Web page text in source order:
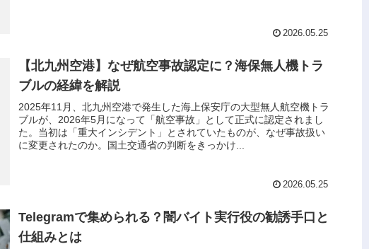
2026.05.25
【北九州空港】なぜ航空事故認定に？海保無人機トラ
ブルの経緯を解説
2025年11月、北九州空港で発生した海上保安庁の大型無人航空機トラ
ブルが、2026年5月になって「航空事故」として正式に認定されまし
た。当初は「重大インシデント」とされていたものが、なぜ事故扱い
に変更されたのか。国土交通省の判断をきっかけ...
2026.05.25
Telegramで集められる？闇バイト実行役の勧誘手口と
仕組みとは